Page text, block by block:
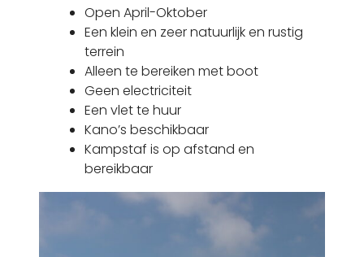
Open April-Oktober
Een klein en zeer natuurlijk en rustig
terrein
Alleen te bereiken met boot
Geen electriciteit
Een vlet te huur
Kano’s beschikbaar
Kampstaf is op afstand en
bereikbaar